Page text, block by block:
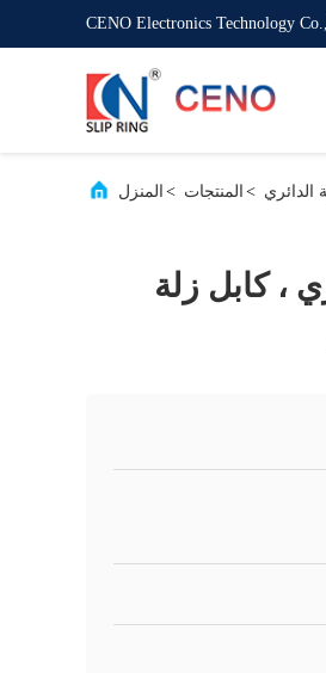
CENO Electronics Technology
المنزل > المنتجات > الدائري
، كابل زلة